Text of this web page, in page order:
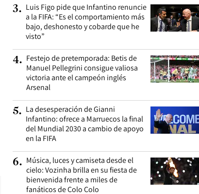
3. Luis Figo pide que Infantino renuncie
a la FIFA: “Es el comportamiento más
bajo, deshonesto y cobarde que he
visto”
4. Festejo de pretemporada: Betis de
Manuel Pellegrini consigue valiosa
victoria ante el campeón inglés
Arsenal
5. La desesperación de Gianni
Infantino: ofrece a Marruecos la final
del Mundial 2030 a cambio de apoyo
en la FIFA
6. Música, luces y camiseta desde el
cielo: Vozinha brilla en su fiesta de
bienvenida frente a miles de
fanáticos de Colo Colo